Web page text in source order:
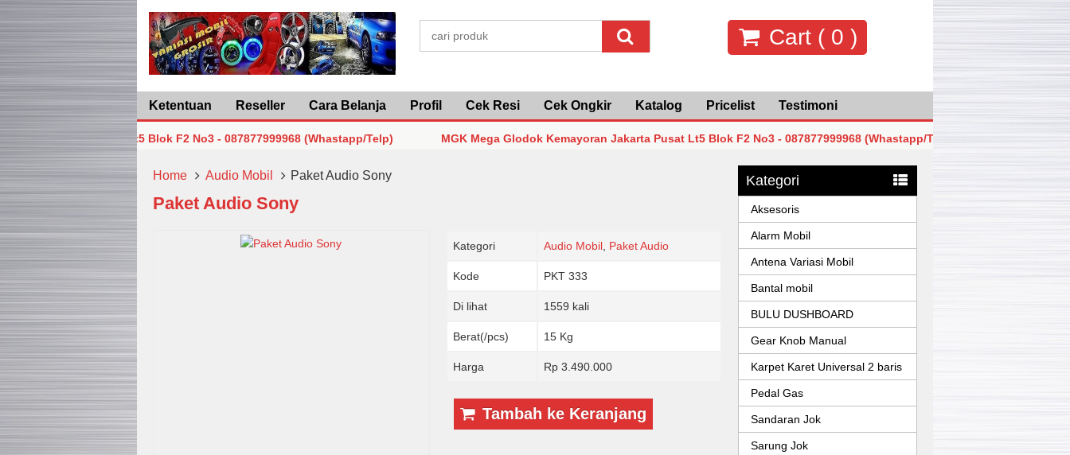
Cart ( 0 )
Ketentuan Reseller Cara Belanja Profil Cek Resi Cek Ongkir Katalog Pricelist Testimoni
Jakarta Pusat Lt5 Blok F2 No3 - 087877999968 (Whastapp/Telp) MGK Mega Glodok Kemayoran Jakarta Pusat Lt5 Blok F2 No3 - 087877999968 (Whastapp/Telp)
Jakarta Pusat Lt5 Blok F2 No3 - 087877999968 (Whastapp/Telp) MGK Mega Glodok Kemayoran Jakarta Pusat Lt5 Blok F2 No3 - 087877999968 (Whastapp/Telp)
Pusat Lt5 Blok F2 No3 - 087877999968 (Whastapp/Telp) MGK Mega Glodok Kemayoran Jakarta Pusat Lt5 Blok F2 No3 - 087877999968 (Whastapp/Telp)
Home Audio Mobil Paket Audio Sony
Paket Audio Sony
Kategori Audio Mobil, Paket Audio
Kode PKT 333
Di lihat 1559 kali
Berat(/pcs) 15 Kg
Harga Rp 3.490.000
Tambah ke Keranjang
Kategori
Aksesoris
Alarm Mobil
Antena Variasi Mobil
Bantal mobil
BULU DUSHBOARD
Gear Knob Manual
Karpet Karet Universal 2 baris
Pedal Gas
Sandaran Jok
Sarung Jok